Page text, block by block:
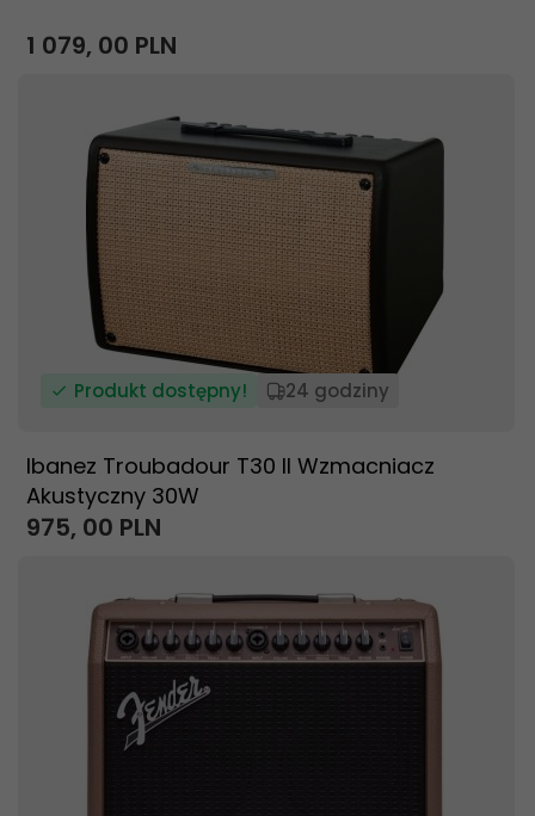
1 079, 00 PLN
Produkt dostępny! 24 godziny
Ibanez Troubadour T30 II Wzmacniacz
Akustyczny 30W
975, 00 PLN